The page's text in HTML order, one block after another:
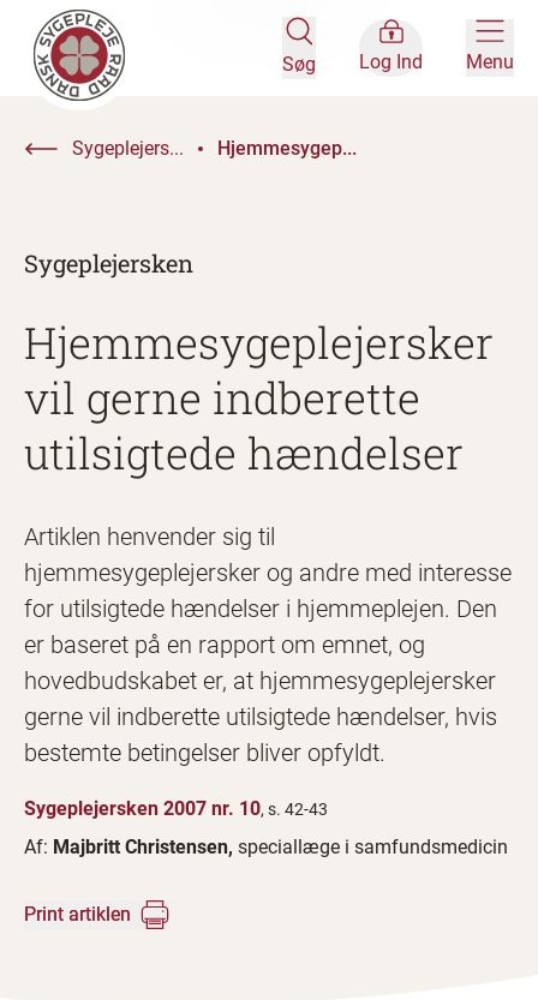
Søg Log Ind Menu
Sygeplejers... Hjemmesygep...
Sygeplejersken
Hjemmesygeplejersker
vil gerne indberette
utilsigtede hændelser
Artiklen henvender sig til
hjemmesygeplejersker og andre med interesse
for utilsigtede hændelser i hjemmeplejen. Den
er baseret på en rapport om emnet, og
hovedbudskabet er, at hjemmesygeplejersker
gerne vil indberette utilsigtede hændelser, hvis
bestemte betingelser bliver opfyldt.
Sygeplejersken 2007 nr. 10, s. 42-43
Af: Majbritt Christensen, speciallæge i samfundsmedicin
Print artiklen